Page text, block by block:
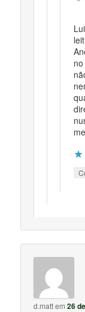
d.mattem26